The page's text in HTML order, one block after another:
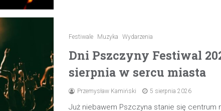
Festiwale Muzyka Wydarzenia
Dni Pszczyny Festiwal
sierpnia w sercu miasta
Przemysław Kamiński 5 sierpnia 2026
Już niebawem Pszczyna stanie się